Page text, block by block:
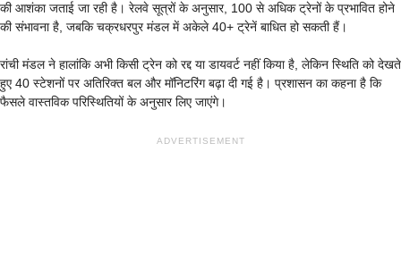
की आशंका जताई जा रही है। रेलवे सूत्रों के अनुसार, 100 से अधिक ट्रेनों के प्रभावित होने
की संभावना है, जबकि चक्रधरपुर मंडल में अकेले 40+ ट्रेनें बाधित हो सकती हैं।
रांची मंडल ने हालांकि अभी किसी ट्रेन को रद्द या डायवर्ट नहीं किया है, लेकिन स्थिति को देखते
हुए 40 स्टेशनों पर अतिरिक्त बल और मॉनिटरिंग बढ़ा दी गई है। प्रशासन का कहना है कि
फैसले वास्तविक परिस्थितियों के अनुसार लिए जाएंगे।
ADVERTISEMENT